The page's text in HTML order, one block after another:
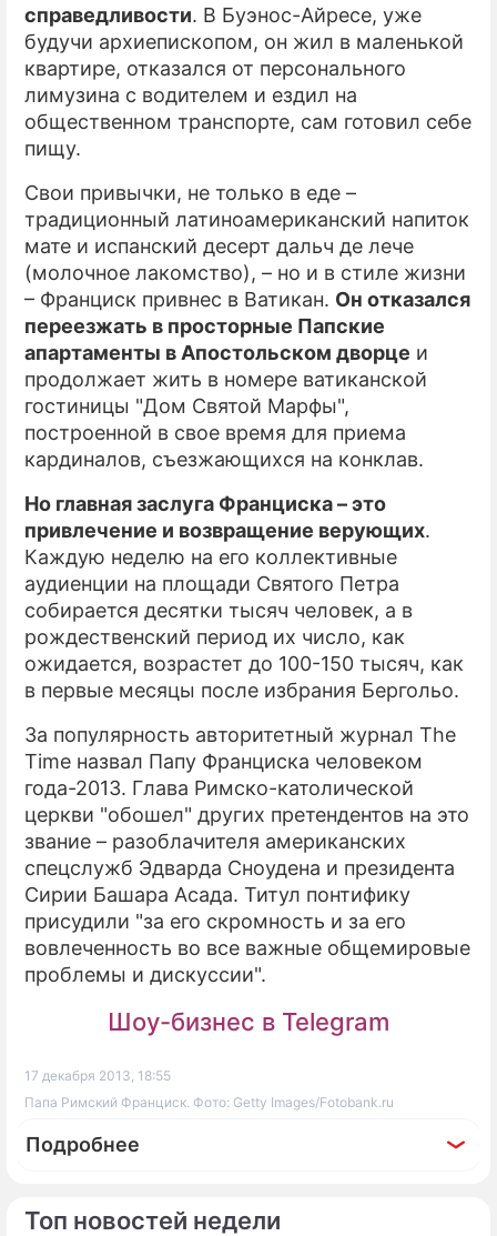
Топ новостей недели
справедливости. В Буэнос-Айресе, уже
будучи архиепископом, он жил в маленькой
квартире, отказался от персонального
лимузина с водителем и ездил на
общественном транспорте, сам готовил себе
пищу.
Свои привычки, не только в еде –
традиционный латиноамериканский напиток
мате и испанский десерт дальч де лече
(молочное лакомство), – но и в стиле жизни
– Франциск привнес в Ватикан. Он отказался
переезжать в просторные Папские
апартаменты в Апостольском дворце и
продолжает жить в номере ватиканской
гостиницы "Дом Святой Марфы",
построенной в свое время для приема
кардиналов, съезжающихся на конклав.
Но главная заслуга Франциска – это
привлечение и возвращение верующих.
Каждую неделю на его коллективные
аудиенции на площади Святого Петра
собирается десятки тысяч человек, а в
рождественский период их число, как
ожидается, возрастет до 100-150 тысяч, как
в первые месяцы после избрания Бергольо.
За популярность авторитетный журнал The
Time назвал Папу Франциска человеком
года-2013. Глава Римско-католической
церкви "обошел" других претендентов на это
звание – разоблачителя американских
спецслужб Эдварда Сноудена и президента
Сирии Башара Асада. Титул понтифику
присудили "за его скромность и за его
вовлеченность во все важные общемировые
проблемы и дискуссии".
Шоу-бизнес в Telegram
17 декабря 2013, 18:55
Папа Римский Франциск. Фото: Getty Images/Fotobank.ru
Подробнее